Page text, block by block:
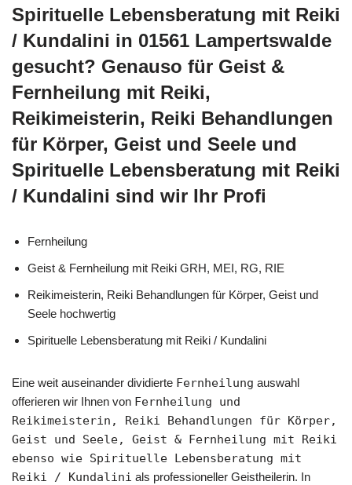
Spirituelle Lebensberatung mit Reiki
/ Kundalini in 01561 Lampertswalde
gesucht? Genauso für Geist &
Fernheilung mit Reiki,
Reikimeisterin, Reiki Behandlungen
für Körper, Geist und Seele und
Spirituelle Lebensberatung mit Reiki
/ Kundalini sind wir Ihr Profi
Fernheilung
Geist & Fernheilung mit Reiki GRH, MEI, RG, RIE
Reikimeisterin, Reiki Behandlungen für Körper, Geist und
Seele hochwertig
Spirituelle Lebensberatung mit Reiki / Kundalini
Eine weit auseinander dividierte Fernheilung auswahl
offerieren wir Ihnen von Fernheilung und
Reikimeisterin, Reiki Behandlungen für Körper,
Geist und Seele, Geist & Fernheilung mit Reiki
ebenso wie Spirituelle Lebensberatung mit
Reiki / Kundalini als professioneller Geistheilerin. In